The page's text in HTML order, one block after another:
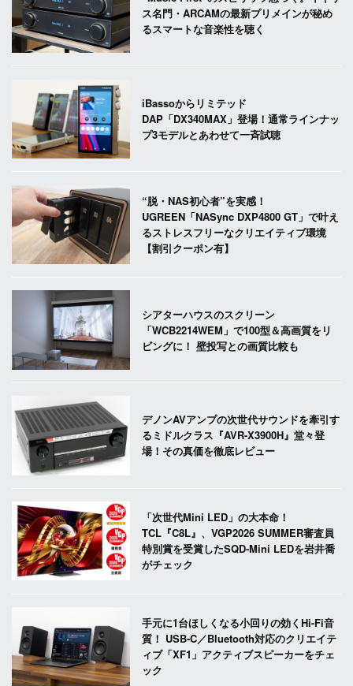
ス名門・ARCAMの最新プリメインが秘め
るスマートな音楽性を聴く
iBassoからリミテッド
DAP「DX340MAX」登場！通常ラインナッ
プ3モデルとあわせて一斉試聴
“脱・NAS初心者”を実感！
UGREEN「NASync DXP4800 GT」で叶え
るストレスフリーなクリエイティブ環境
【割引クーポン有】
シアターハウスのスクリーン
「WCB2214WEM」で100型＆高画質をリ
ビングに！ 壁投写との画質比較も
デノンAVアンプの次世代サウンドを牽引す
るミドルクラス『AVR-X3900H』堂々登
場！その真価を徹底レビュー
「次世代Mini LED」の大本命！
TCL『C8L』、VGP2026 SUMMER審査員
特別賞を受賞したSQD-Mini LEDを岩井喬
がチェック
手元に1台ほしくなる小回りの効くHi-Fi音
質！ USB-C／Bluetooth対応のクリエイテ
ィブ「XF1」アクティブスピーカーをチェ
ック